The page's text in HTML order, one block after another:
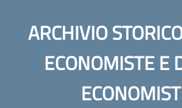
ARCHIVIO
ECONOMISTE E